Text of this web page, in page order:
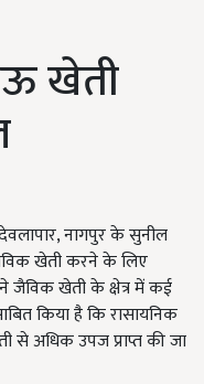
खेती
नागपुर के सुनील
खेती करने के लिए
जैविक खेती के क्षेत्र में कई
किया है कि रासायनिक
से अधिक उपज प्राप्त की जा